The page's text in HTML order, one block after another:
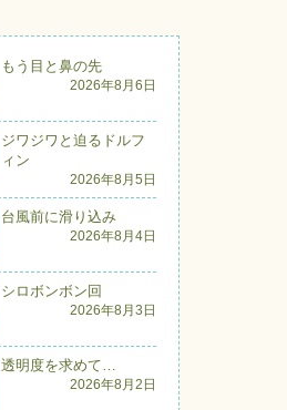
もう目と鼻の先
2026年8月6日
ジワジワと迫るドルフ
ィン
2026年8月5日
台風前に滑り込み
2026年8月4日
シロボンボン回
2026年8月3日
透明度を求めて…
2026年8月2日